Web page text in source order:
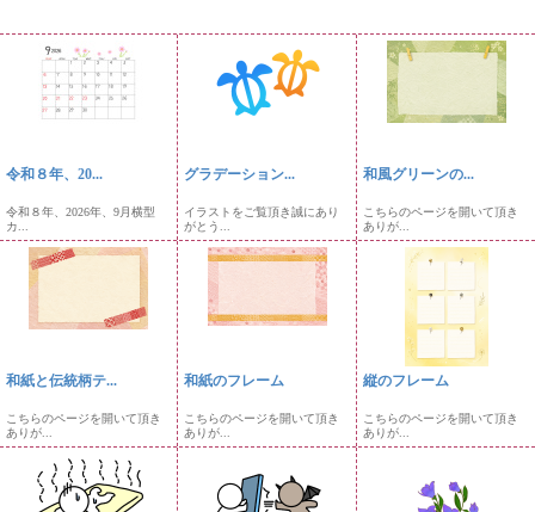
令和８年、20...
令和８年、2026年、9月横型
カ...
グラデーション...
イラストをご覧頂き誠にあり
がとう...
和風グリーンの...
こちらのページを開いて頂き
ありが...
和紙と伝統柄テ...
こちらのページを開いて頂き
ありが...
和紙のフレーム
こちらのページを開いて頂き
ありが...
縦のフレーム
こちらのページを開いて頂き
ありが...